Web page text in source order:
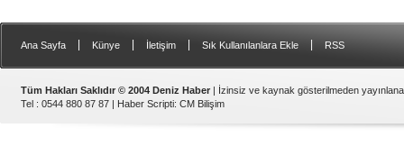
Ana Sayfa Künye İletişim Sık Kullanılanlara Ekle RSS
Tüm Hakları Saklıdır © 2004 Deniz Haber | İzinsiz ve kaynak gösterilmeden
Tel : 0544 880 87 87 | Haber Scripti: CM Bilişim